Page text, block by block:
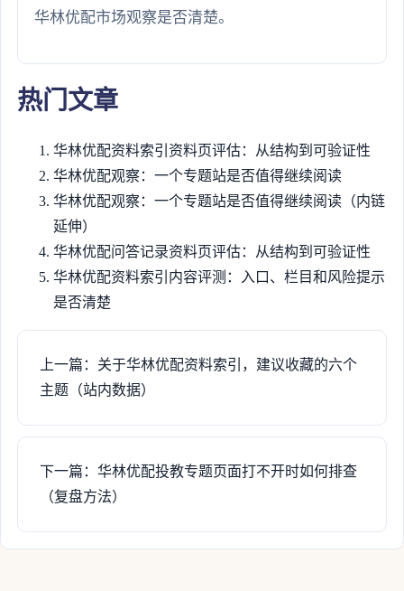
华林优配市场观察是否清楚。
热门文章
华林优配资料索引资料页评估：从结构到可验证性
华林优配观察：一个专题站是否值得继续阅读
华林优配观察：一个专题站是否值得继续阅读（内链
延伸）
华林优配问答记录资料页评估：从结构到可验证性
华林优配资料索引内容评测：入口、栏目和风险提示
是否清楚
上一篇：关于华林优配资料索引，建议收藏的六个
主题（站内数据）
下一篇：华林优配投教专题页面打不开时如何排查
（复盘方法）